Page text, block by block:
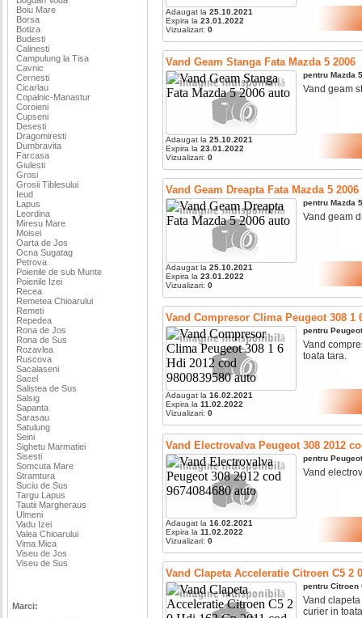
Boiu Mare
Borsa
Botiza
Budesti
Calinesti
Campulung la Tisa
Cavnic
Cernesti
Cicarlau
Copalnic-Manastur
Coroieni
Cupseni
Desesti
Dragomiresti
Dumbravita
Farcasa
Giulesti
Grosi
Grosii Tiblesului
Ieud
Lapus
Leordina
Miresu Mare
Moisei
Oarta de Jos
Ocna Sugatag
Petrova
Poienile de sub Munte
Poienile Izei
Recea
Remetea Chioarului
Remeti
Repedea
Rona de Jos
Rona de Sus
Rozavlea
Ruscova
Sacalaseni
Sacel
Salistea de Sus
Salsig
Sapanta
Sarasau
Satulung
Seini
Sighetu Marmatiei
Sisesti
Somcuta Mare
Stramtura
Suciu de Sus
Targu Lapus
Tautii Margheraus
Ulmeni
Vadu Izei
Valea Chioarului
Vima Mica
Viseu de Jos
Viseu de Sus
Marci:
Adaugat la 25.10.2021
Expira la 23.01.2022
Vizualizari: 0
Vand Geam Stanga Fata Mazda 5 2006
Adaugat la 25.10.2021
Expira la 23.01.2022
Vizualizari: 0
pentru Mazda 5
Vand geam
Vand Geam Dreapta Fata Mazda 5 2006
Adaugat la 25.10.2021
Expira la 23.01.2022
Vizualizari: 0
pentru Mazda 5
Vand geam
Vand Compresor Clima Peugeot 308 1
Adaugat la 16.02.2021
Expira la 11.02.2022
Vizualizari: 0
pentru Peugeot
Vand
toata tara.
Vand Electrovalva Peugeot 308 2012
Adaugat la 16.02.2021
Expira la 11.02.2022
Vizualizari: 0
pentru Peugeot
Vand
Vand Clapeta Acceleratie Citroen C5 2
pentru Citroen
Vand
curier in